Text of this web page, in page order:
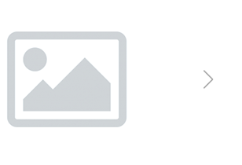
Släpvagnar & Skylift